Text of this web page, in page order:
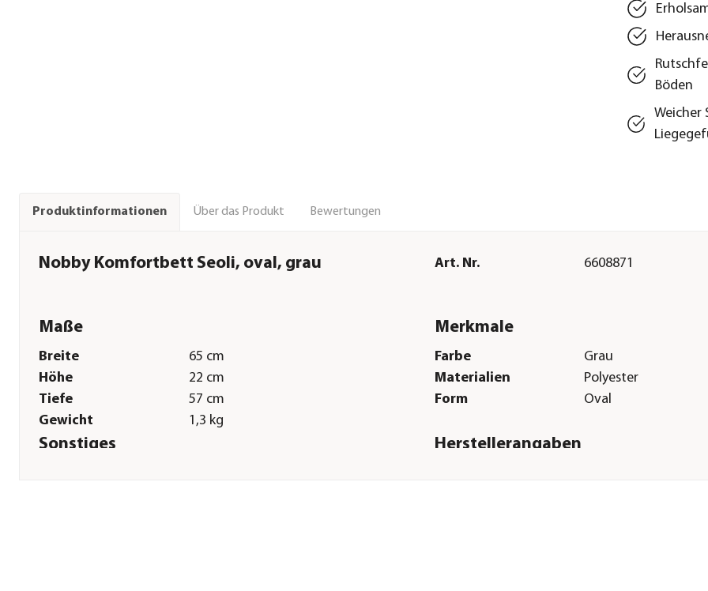
Böden
Produktinformationen Über das Produkt Bewertungen
Nobby Komfortbett Seoli, oval, grau Art. Nr. 6608871
Maße
Breite
65 cm
Höhe
22 cm
Tiefe
57 cm
Gewicht
1,3 kg
Merkmale
Farbe
Grau
Materialien
Polyester
Form
Oval
Sonstiges Herstellerangaben